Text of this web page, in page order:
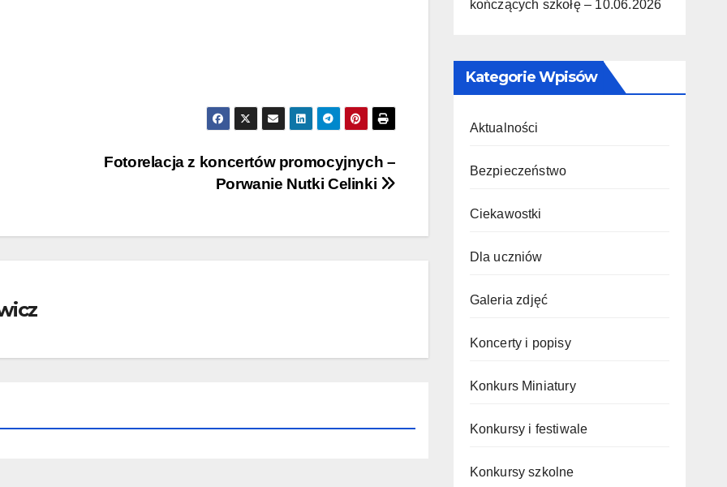
Fotorelacja z koncertów promocyjnych –
Porwanie Nutki Celinki
kończących szkołę – 10.06.2026
Kategorie Wpisów
Aktualności
Bezpieczeństwo
Ciekawostki
Dla uczniów
Galeria zdjęć
Koncerty i popisy
Konkurs Miniatury
Konkursy i festiwale
Konkursy szkolne